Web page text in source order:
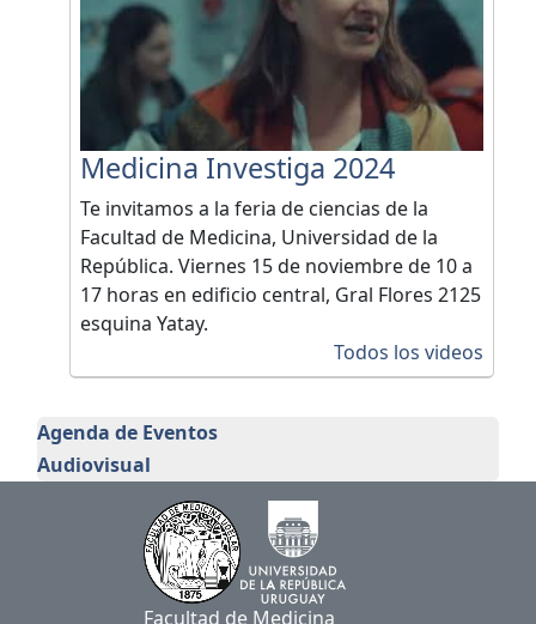
Comisión de Divulgación en
Agenda de Eventos
Audiovisual
Medicina Investiga 2024
Te invitamos a la feria de ciencias de la
Facultad de Medicina, Universidad de la
República. Viernes 15 de noviembre de 10 a
17 horas en edificio central, Gral Flores 2125
esquina Yatay.
Todos los videos
Facultad de Medicina